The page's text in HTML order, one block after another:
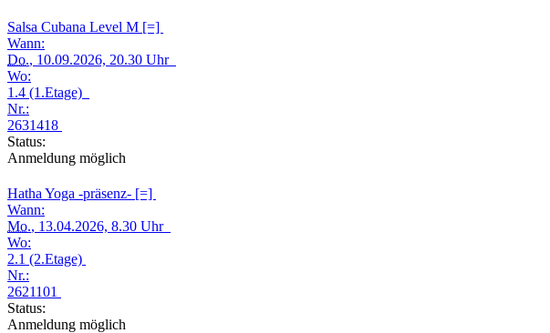
Salsa Cubana Level M [=]
Wann:
Do., 10.09.2026, 20.30 Uhr
Wo:
1.4 (1.Etage)
Nr.:
2631418
Status:
Anmeldung möglich
Hatha Yoga -präsenz- [=]
Wann:
Mo., 13.04.2026, 8.30 Uhr
Wo:
2.1 (2.Etage)
Nr.:
2621101
Status:
Anmeldung möglich